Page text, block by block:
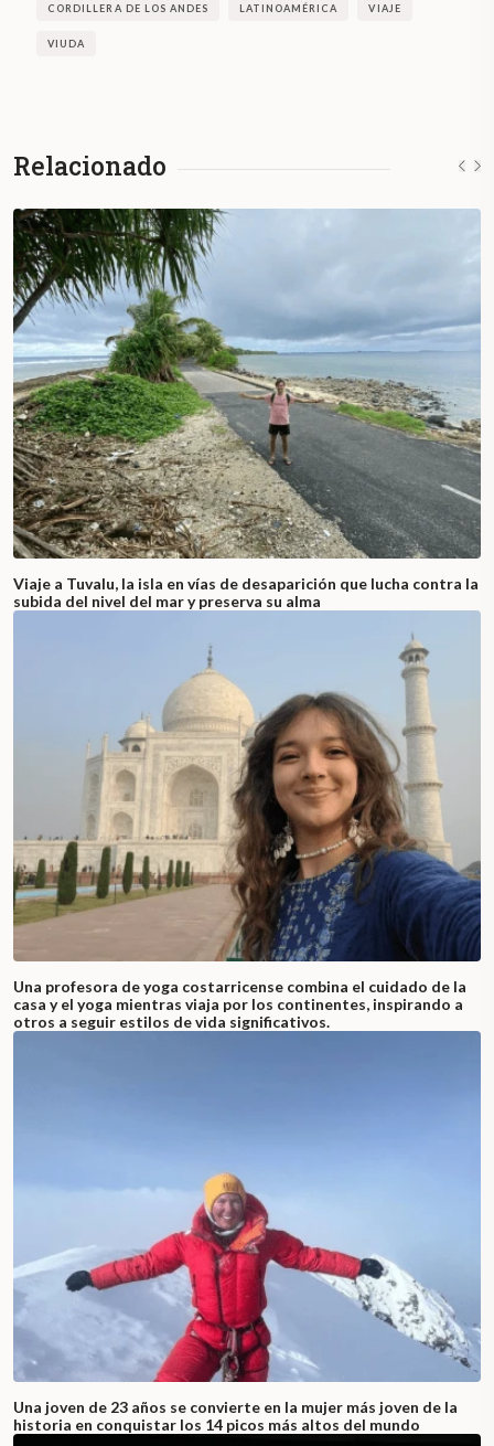
CORDILLERA DE LOS ANDES LATINOAMÉRICA VIAJE
VIUDA
Relacionado
Viaje a Tuvalu, la isla en vías de desaparición que lucha contra la
subida del nivel del mar y preserva su alma
Una profesora de yoga costarricense combina el cuidado de la
casa y el yoga mientras viaja por los continentes, inspirando a
otros a seguir estilos de vida significativos.
Una joven de 23 años se convierte en la mujer más joven de la
historia en conquistar los 14 picos más altos del mundo